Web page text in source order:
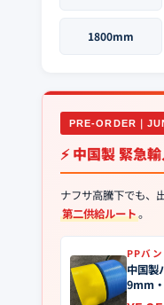
1800mm
PRE-ORDER｜
⚡ 中国製 緊急
ナフサ高騰下でも、
第二供給ルート。
PPバン
中国製
9mm